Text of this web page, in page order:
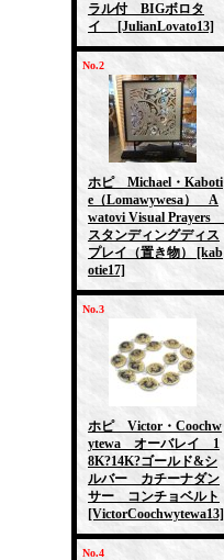
ラル付 BIGボロタ
イ
[JulianLovato13]
No.2
ホピ Michael・Kaboti
e（Lomawywesa） A
watovi Visual Prayers
スタンディングディス
プレイ（置き物）
[kab
otie17]
No.3
ホピ Victor・Coochw
ytewa オーバレイ 1
8K?14K?ゴールド&シ
ルバー カチーナダン
サー コンチョベルト
[VictorCoochwytewa13]
No.4